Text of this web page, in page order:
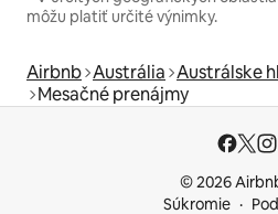
môžu platiť určité výnimky.
Airbnb Austrália Austrálske
Mesačné prenájmy
© 2026
Súkromie